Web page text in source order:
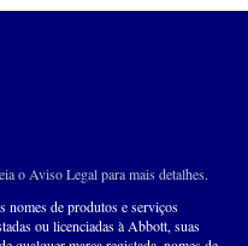
o Aviso Legal para mais detalhes.
nomes de produtos e serviços
ou licenciadas à Abbott, suas